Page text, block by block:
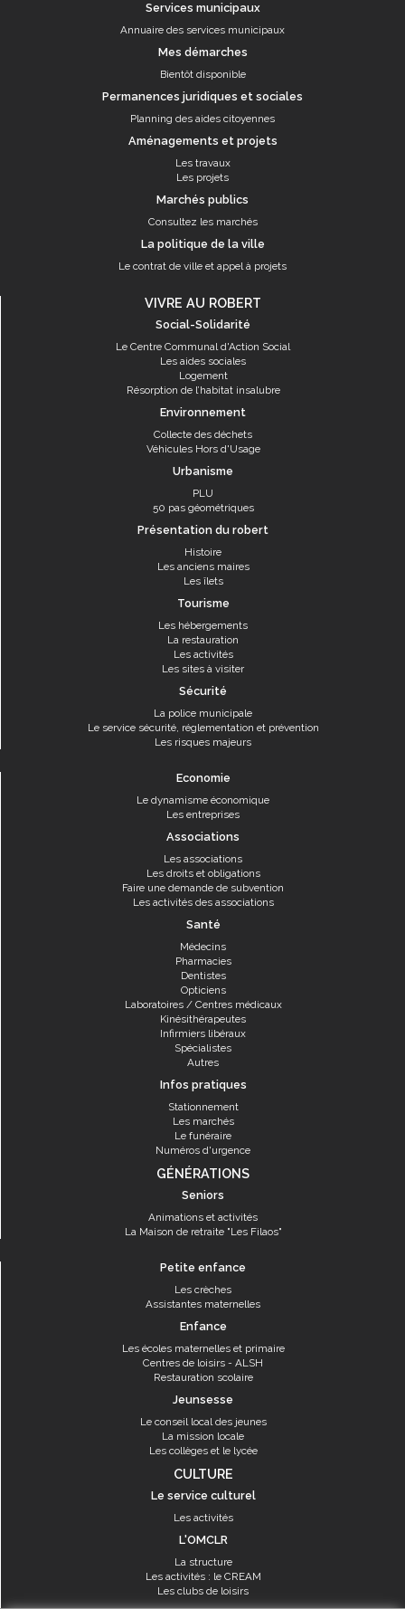
Services municipaux
Annuaire des services municipaux
Mes démarches
Bientôt disponible
Permanences juridiques et sociales
Planning des aides citoyennes
Aménagements et projets
Les travaux
Les projets
Marchés publics
Consultez les marchés
La politique de la ville
Le contrat de ville et appel à projets
VIVRE AU ROBERT
Social-Solidarité
Le Centre Communal d'Action Social
Les aides sociales
Logement
Résorption de l’habitat insalubre
Environnement
Collecte des déchets
Véhicules Hors d'Usage
Urbanisme
PLU
50 pas géométriques
Présentation du robert
Histoire
Les anciens maires
Les îlets
Tourisme
Les hébergements
La restauration
Les activités
Les sites à visiter
Sécurité
La police municipale
Le service sécurité, réglementation et prévention
Les risques majeurs
Economie
Le dynamisme économique
Les entreprises
Associations
Les associations
Les droits et obligations
Faire une demande de subvention
Les activités des associations
Santé
Médecins
Pharmacies
Dentistes
Opticiens
Laboratoires / Centres médicaux
Kinésithérapeutes
Infirmiers libéraux
Spécialistes
Autres
Infos pratiques
Stationnement
Les marchés
Le funéraire
Numéros d'urgence
GÉNÉRATIONS
Seniors
Animations et activités
La Maison de retraite "Les Filaos"
Petite enfance
Les crèches
Assistantes maternelles
Enfance
Les écoles maternelles et primaire
Centres de loisirs - ALSH
Restauration scolaire
Jeunsesse
Le conseil local des jeunes
La mission locale
Les collèges et le lycée
CULTURE
Le service culturel
Les activités
L'OMCLR
La structure
Les activités : le CREAM
Les clubs de loisirs